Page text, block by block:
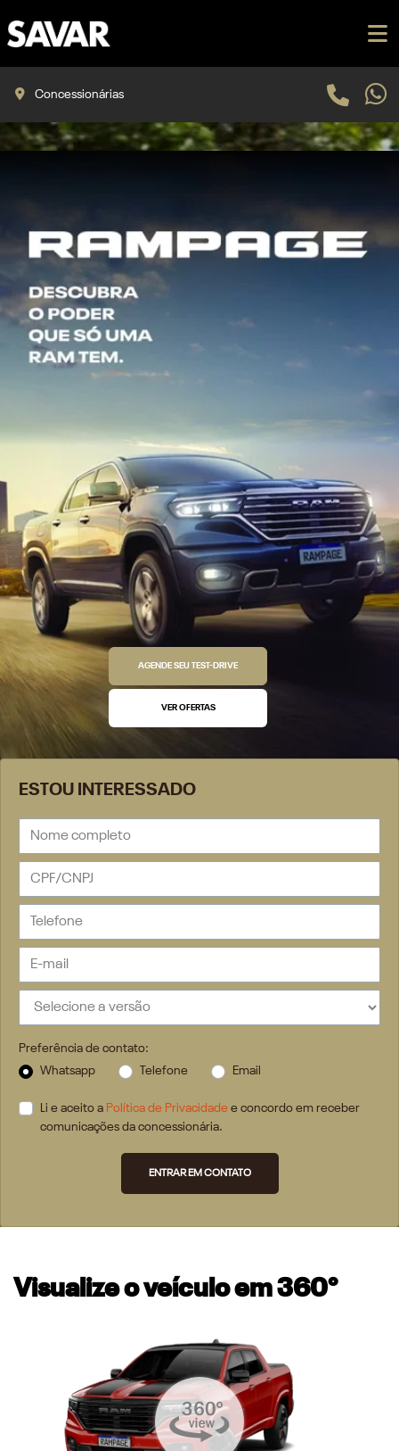
Concessionárias
ESTOU INTERESSADO
Preferência de contato:
Whatsapp
Telefone Email
Li e aceito a Política de Privacidade e concordo em receber
comunicações da concessionária.
ENTRAR EM CONTATO
AGENDE SEU TEST-DRIVE
VER OFERTAS
Visualize o veículo em 360°